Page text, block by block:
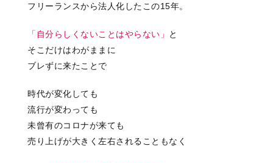
フリーランスから法人化したこの15年。
「自分らしくないことはやらない」
と
そこだけはわがままに
ブレずに来たことで
時代が変化しても
流行が変わっても
未曾有のコロナが来ても
売り上げが大きく左右されることもなく